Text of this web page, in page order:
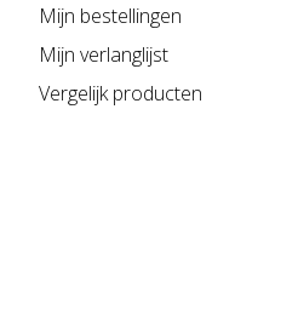
Mijn bestellingen
Mijn verlanglijst
Vergelijk producten